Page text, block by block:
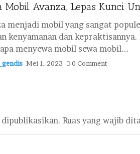
Mobil Avanza, Lepas Kunci
menjadi mobil yang sangat
kenyamanan dan
menyewa mobil sewa mobil...
Mei 1, 2023 0 Comment
Ruas yang wajib